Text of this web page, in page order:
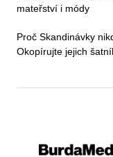
mateřství i módy
Proč Skandinávky
Okopírujte jejich